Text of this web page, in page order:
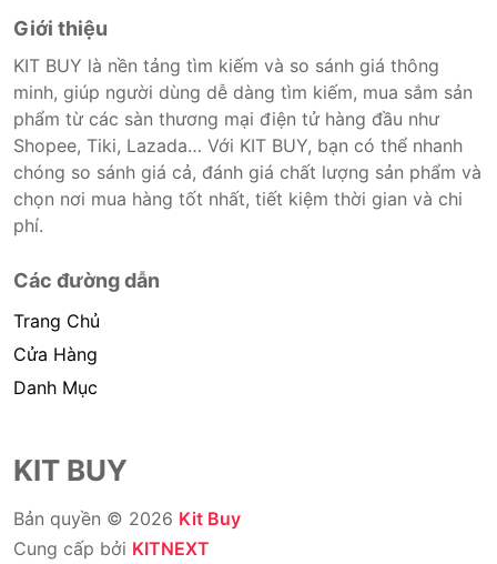
Giới thiệu
KIT BUY là nền tảng tìm kiếm và so sánh giá thông
minh, giúp người dùng dễ dàng tìm kiếm, mua sắm sản
phẩm từ các sàn thương mại điện tử hàng đầu như
Shopee, Tiki, Lazada… Với KIT BUY, bạn có thể nhanh
chóng so sánh giá cả, đánh giá chất lượng sản phẩm và
chọn nơi mua hàng tốt nhất, tiết kiệm thời gian và chi
phí.
Các đường dẫn
Trang Chủ
Cửa Hàng
Danh Mục
KIT BUY
Bản quyền © 2026 Kit Buy
Cung cấp bởi KITNEXT